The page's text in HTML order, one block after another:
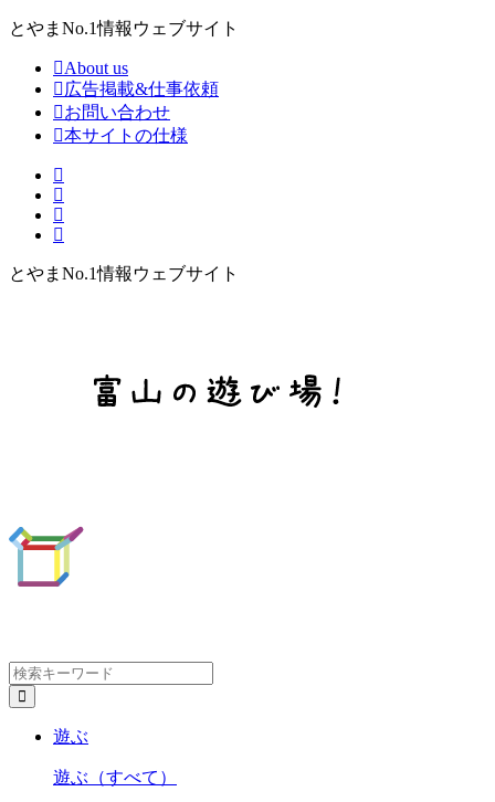
とやまNo.1情報ウェブサイト
About us
広告掲載&仕事依頼
お問い合わせ
本サイトの仕様
とやまNo.1情報ウェブサイト
遊ぶ
遊ぶ （すべて）